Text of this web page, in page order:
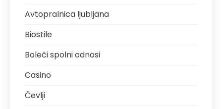
Avtopralnica ljubljana
Biostile
Boleči spolni odnosi
Casino
Čevlji